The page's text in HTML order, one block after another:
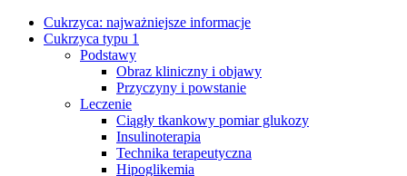
Cukrzyca: najważniejsze informacje
Cukrzyca typu 1
Podstawy
Obraz kliniczny i objawy
Przyczyny i powstanie
Leczenie
Ciągły tkankowy pomiar glukozy
Insulinoterapia
Technika terapeutyczna
Hipoglikemia